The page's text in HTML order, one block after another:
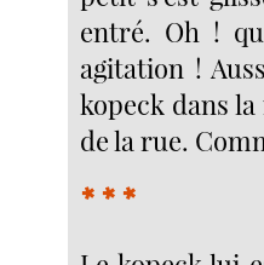
entré. Oh !
agitation !
kopeck dans
de la rue.
* * *